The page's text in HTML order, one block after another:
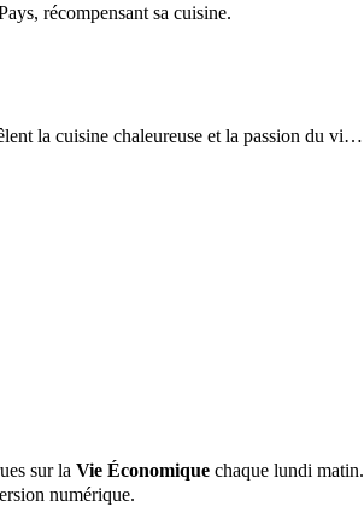
récompensant sa cuisine.
la cuisine chaleureuse et la passion du vi…
sur la Vie Économique chaque lundi matin.
numérique.